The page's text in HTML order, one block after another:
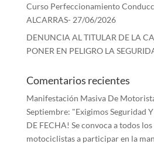
Curso Perfeccionamiento
ALCARRAS- 27/06/2026
DENUNCIA AL TITULAR DE LA
PONER EN PELIGRO LA
Comentarios recientes
Manifestación Masiva De
Septiembre: "Exigimos Seguridad
DE FECHA! Se convoca a todos
motociclistas a participar en la